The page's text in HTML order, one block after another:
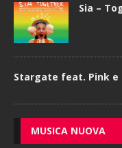
Sia –
Stargate feat. Pink e
MUSICA NUOVA